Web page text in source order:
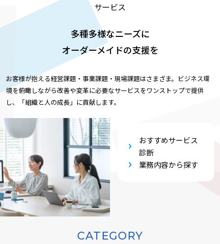
サービス
多種多様なニーズに
オーダーメイドの支援を
お客様が抱える経営課題・事業課題・現場課題はさまざま。ビジネス環
境を俯瞰しながら改善や変革に必要なサービスをワンストップで提供
し、「組織と人の成長」に貢献します。
おすすめサービス
診断
業務内容から探す
CATEGORY